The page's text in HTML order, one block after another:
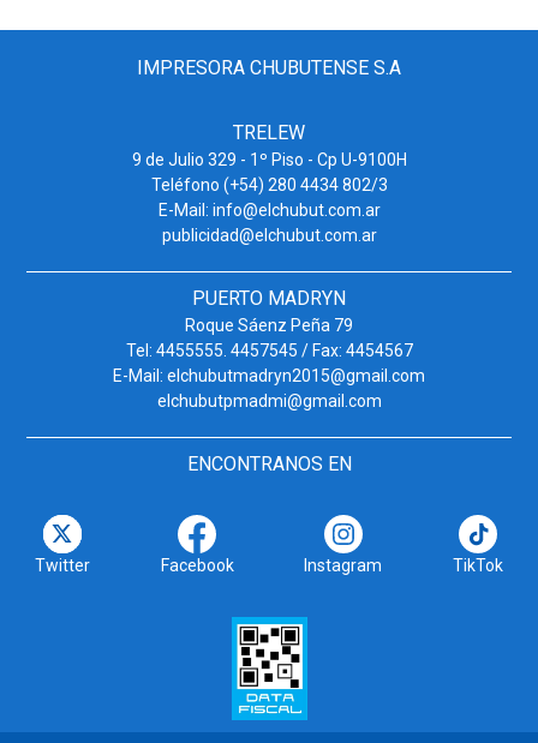
IMPRESORA CHUBUTENSE S.A
TRELEW
9 de Julio 329 - 1º Piso - Cp U-9100H
Teléfono (+54) 280 4434 802/3
E-Mail: info@elchubut.com.ar
publicidad@elchubut.com.ar
PUERTO MADRYN
Roque Sáenz Peña 79
Tel: 4455555. 4457545 / Fax: 4454567
E-Mail: elchubutmadryn2015@gmail.com
elchubutpmadmi@gmail.com
ENCONTRANOS EN
Twitter Facebook Instagram TikTok